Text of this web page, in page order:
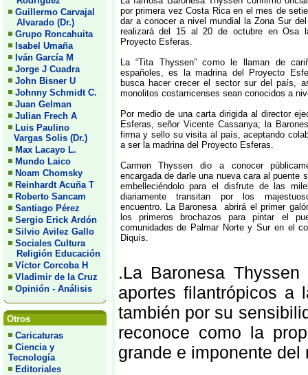
Guillermo Carvajal
Alvarado (Dr.)
Grupo Roncahuita
Isabel Umaña
Iván García M
Jorge J Cuadra
John Bisner U
Johnny Schmidt C.
Juan Gelman
Julian Frech A
Luis Paulino
Vargas Solis (Dr.)
Max Lacayo L.
Mundo Laico
Noam Chomsky
Reinhardt Acuña T
Roberto Sancam
Santiago Pérez
Sergio Erick Ardón
Silvio Avilez Gallo
Sociales Cultura
Religión Educación
Víctor Corcoba H
Vladimir de la Cruz
Opinión - Análisis
Otros
Caricaturas
Ciencia y
Tecnología
Editoriales
por primera vez Costa Rica en el mes de
dar a conocer a nivel mundial la Zona Sur
realizará del 15 al 20 de octubre en Osa
Proyecto Esferas.
La “Tita Thyssen” como le llaman de
españoles, es la madrina del Proyecto
busca hacer crecer el sector sur del país,
monolitos costarricenses sean conocidos a
Por medio de una carta dirigida al director
Esferas, señor Vicente Cassanya; la
firma y sello su visita al país, aceptando
a ser la madrina del Proyecto Esferas.
Carmen Thyssen dio a conocer
encargada de darle una nueva cara al puente
embelleciéndolo para el disfrute de las
diariamente transitan por los
encuentro. La Baronesa abrirá el primer
los primeros brochazos para pintar el
comunidades de Palmar Norte y Sur en el
Diquís.
.La Baronesa
aportes filantrópicos a
también por su
reconoce como la
grande e imponente del